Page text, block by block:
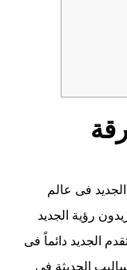
فى عالم
رؤية الجديد
الجديد دائماً فى
الحديثة فى